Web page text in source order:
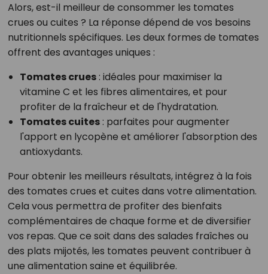
Alors, est-il meilleur de consommer les tomates
crues ou cuites ? La réponse dépend de vos besoins
nutritionnels spécifiques. Les deux formes de tomates
offrent des avantages uniques :
Tomates crues: idéales pour maximiser la
vitamine C et les fibres alimentaires, et pour
profiter de la fraîcheur et de l'hydratation.
Tomates cuites: parfaites pour augmenter
l'apport en lycopène et améliorer l'absorption des
antioxydants.
Pour obtenir les meilleurs résultats, intégrez à la fois
des tomates crues et cuites dans votre alimentation.
Cela vous permettra de profiter des bienfaits
complémentaires de chaque forme et de diversifier
vos repas. Que ce soit dans des salades fraîches ou
des plats mijotés, les tomates peuvent contribuer à
une alimentation saine et équilibrée.